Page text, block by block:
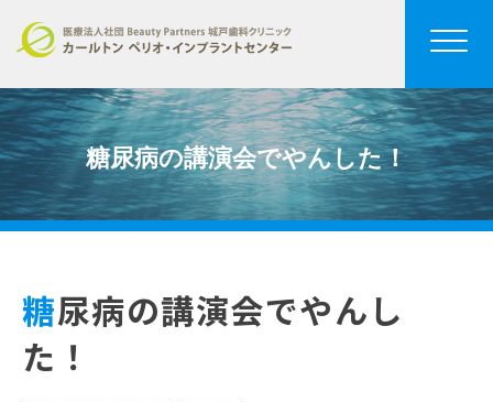
糖尿病の講演会でやんした！
糖尿病の講演会でやんし
た！